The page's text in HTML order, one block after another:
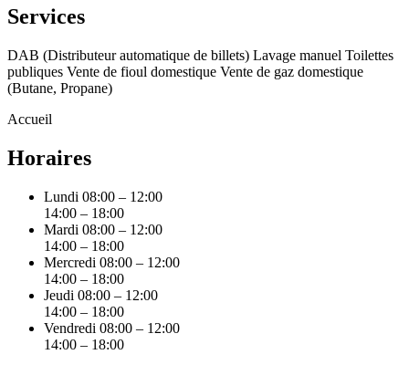
Services
DAB (Distributeur automatique de billets) Lavage manuel Toilettes
publiques Vente de fioul domestique Vente de gaz domestique
(Butane, Propane)
Accueil
Horaires
Lundi 08:00 – 12:00
14:00 – 18:00
Mardi 08:00 – 12:00
14:00 – 18:00
Mercredi 08:00 – 12:00
14:00 – 18:00
Jeudi 08:00 – 12:00
14:00 – 18:00
Vendredi 08:00 – 12:00
14:00 – 18:00